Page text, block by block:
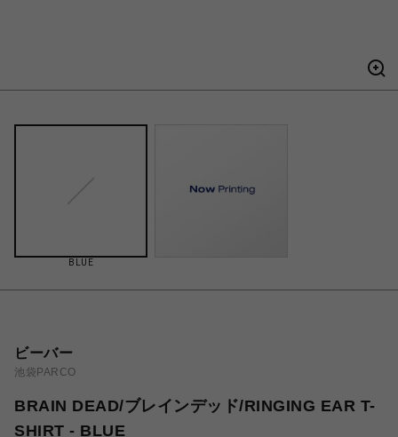
BLUE
ビーバー
池袋PARCO
BRAIN DEAD/ブレインデッド/RINGING EAR T-
SHIRT - BLUE